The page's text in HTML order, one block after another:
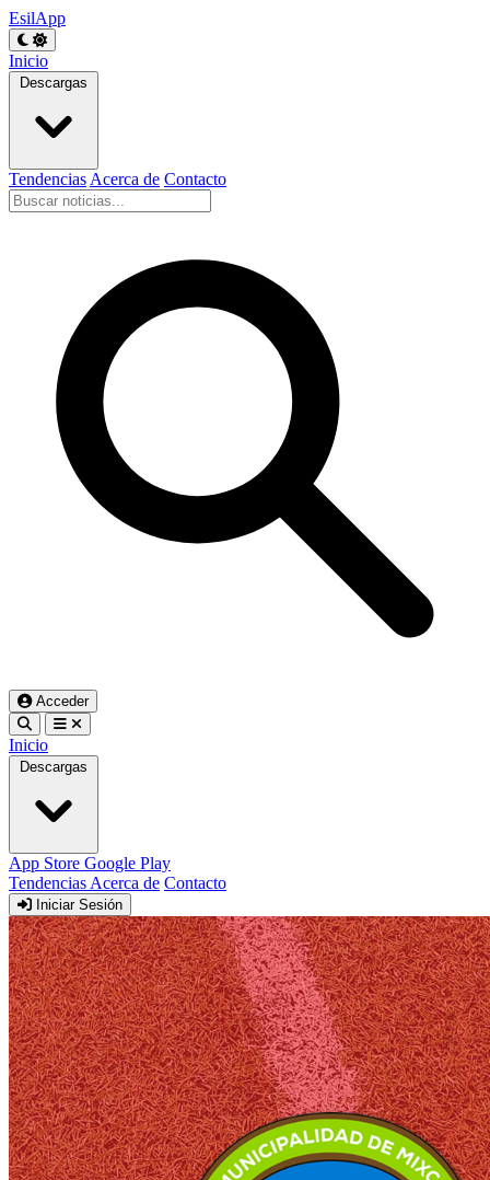
EsilApp
Inicio
Descargas
Tendencias Acerca de Contacto
Acceder
Inicio
Descargas
App Store Google Play
Tendencias Acerca de Contacto
Iniciar Sesión